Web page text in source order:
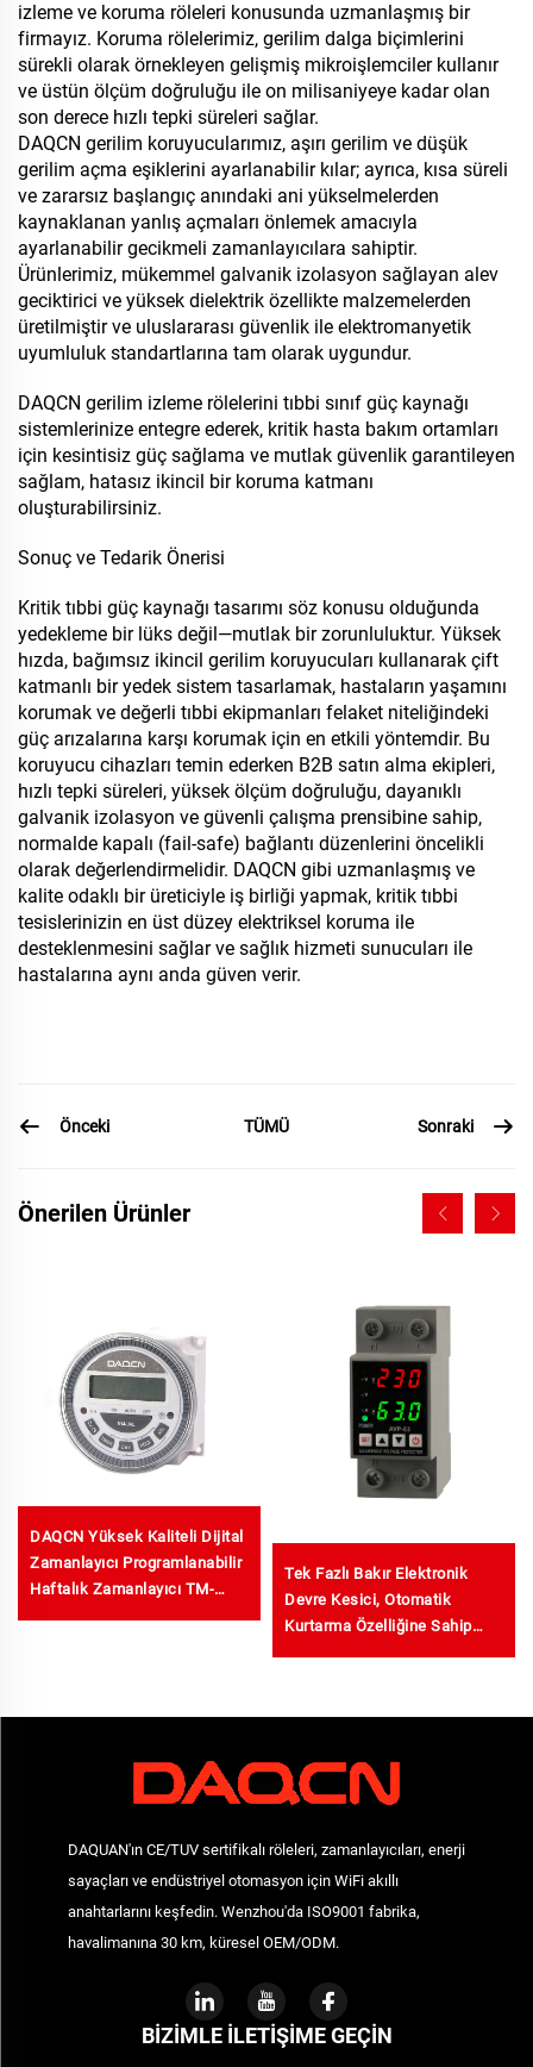
izleme ve koruma röleleri konusunda uzmanlaşmış bir
firmayız. Koruma rölelerimiz, gerilim dalga biçimlerini
sürekli olarak örnekleyen gelişmiş mikroişlemciler kullanır
ve üstün ölçüm doğruluğu ile on milisaniyeye kadar olan
son derece hızlı tepki süreleri sağlar.
DAQCN gerilim koruyucularımız, aşırı gerilim ve düşük
gerilim açma eşiklerini ayarlanabilir kılar; ayrıca, kısa süreli
ve zararsız başlangıç anındaki ani yükselmelerden
kaynaklanan yanlış açmaları önlemek amacıyla
ayarlanabilir gecikmeli zamanlayıcılara sahiptir.
Ürünlerimiz, mükemmel galvanik izolasyon sağlayan alev
geciktirici ve yüksek dielektrik özellikte malzemelerden
üretilmiştir ve uluslararası güvenlik ile elektromanyetik
uyumluluk standartlarına tam olarak uygundur.
DAQCN gerilim izleme rölelerini tıbbi sınıf güç kaynağı
sistemlerinize entegre ederek, kritik hasta bakım ortamları
için kesintisiz güç sağlama ve mutlak güvenlik garantileyen
sağlam, hatasız ikincil bir koruma katmanı
oluşturabilirsiniz.
Sonuç ve Tedarik Önerisi
Kritik tıbbi güç kaynağı tasarımı söz konusu olduğunda
yedekleme bir lüks değil—mutlak bir zorunluluktur. Yüksek
hızda, bağımsız ikincil gerilim koruyucuları kullanarak çift
katmanlı bir yedek sistem tasarlamak, hastaların yaşamını
korumak ve değerli tıbbi ekipmanları felaket niteliğindeki
güç arızalarına karşı korumak için en etkili yöntemdir. Bu
koruyucu cihazları temin ederken B2B satın alma ekipleri,
hızlı tepki süreleri, yüksek ölçüm doğruluğu, dayanıklı
galvanik izolasyon ve güvenli çalışma prensibine sahip,
normalde kapalı (fail-safe) bağlantı düzenlerini öncelikli
olarak değerlendirmelidir. DAQCN gibi uzmanlaşmış ve
kalite odaklı bir üreticiyle iş birliği yapmak, kritik tıbbi
tesislerinizin en üst düzey elektriksel koruma ile
desteklenmesini sağlar ve sağlık hizmeti sunucuları ile
hastalarına aynı anda güven verir.
Önceki TÜMÜ Sonraki
Önerilen Ürünler
DAQCN Yüksek Kaliteli Dijital
Zamanlayıcı Programlanabilir
Haftalık Zamanlayıcı TM-
Tek Fazlı Bakır Elektronik
Devre Kesici, Otomatik
Kurtarma Özelliğine Sahip
DAQUAN'ın CE/TUV sertifikalı röleleri, zamanlayıcıları, enerji
sayaçları ve endüstriyel otomasyon için WiFi akıllı
anahtarlarını keşfedin. Wenzhou'da ISO9001 fabrika,
havalimanına 30 km, küresel OEM/ODM.
BIZIMLE İLETIŞIME GEÇIN